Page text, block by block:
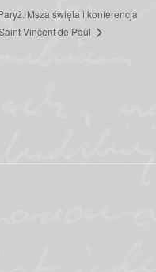
Msza święta i konferencja
Vincent de Paul